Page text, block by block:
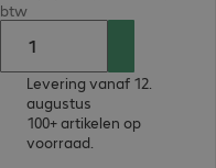
btw
Levering vanaf 12.
augustus
100+ artikelen op
voorraad.